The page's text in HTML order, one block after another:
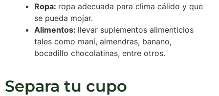
Ropa: ropa adecuada para clima cálido y que
se pueda mojar.
Alimentos: llevar suplementos alimenticios
tales como maní, almendras, banano,
bocadillo chocolatinas, entre otros.
Separa tu cupo